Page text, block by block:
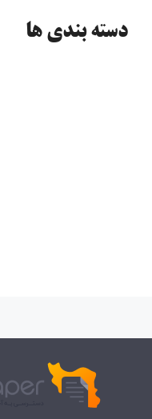
دسته‌ بندی ها